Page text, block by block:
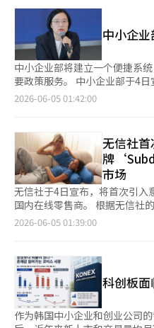
劳动市场中扮演着重要角色，
护低收入劳动者的最低保障。” 民主劳动总联合会副委员会长李
美仙也指出：“保障870万特雇
迟的任务，即使在法院承认劳
标准，无法得到有效保护的情况仍在反
业界则反对扩大最低工资适用
困难。 韩国经营者总协会（经总）常务理事柳基正表示：“最低
工资是针对劳动基准法下的劳
作量、移动距离和合同方式各
中小企业中央会人力政策本部
方式及其对劳动市场的影响尚
适用可能会抑制承包制的灵活性，并
低工资委员会的讨论结果将决
劳动者中心体系扩展到新的雇佣形式。 然而，关于
动者身份判断标准及行业工资
异较大，实际制度化过程中预
行业的消息，依据资本市场法
但自实施以来，仅有4月22日
新企业成长投资信托第1号”这
等机构和专业投资者，并非普通投资者。 BDC是为
供以公募基金形式投资非上市
而，BDC的核心竞争力——税收
BDC引入过程中，能够同时引
基金相当的税收优惠。然而，
产管理公司也不急于推出新产
示：“我们正在考虑推出新产品
关重要。”他还提到：“政府和
案，我们会关注相关讨论的进展。” 业内普遍认为，BDC
税收支持的情况下难以活跃。
投资特性和相对较高的投资风
资者参与。一位金融投资行业
的产品中，几乎没有完全没有
投资诱因。” 最近，市场对国民成长基金的关注集中，这对BDC
来说也是一种压力。国民成长
讨论所得税扣除和分离征税等
新企业成长投资产品产生兴趣
不过，金融投资行业人士指出
注，相对而言，BDC未能获得
中小企
中小企业部将建立一个便捷系
要政策服务。 中小企业部于4日宣布，将于5日上午9时开始试点运
行“中小企业24整合会员服务”。 此次服务是中小企业24升
金、创业、研发、出口及小商
单独注册账户并登录。未来，
系统。 中小企业部将试点运行此次整合会员服务，并在一定时期
内与现有的中小企业24服务并
务。 此外，中小企业部还将持续改善用户常用的证书发放及支持
项目的信息搜索功能和用户界
制服务的基础。 中小企业部表示，将基于此次整合会员体系，连
接政策及支持项目数据，并计
明总统在3月于青瓦台举行的“
企业政策“像乱发”，指出了复杂的程序
示：“此次整合会员服务是中
小企业政策的第一步。我们将
的可达性，发展成为真正有助
人工智能（AI）系统翻译与编
2026-06-05 01:42:00
无信社
牌
市场
无信社于4日宣布，将首次引
国内在线零售商。 根据无信社
于5日在无信社上线。Subdued
热烈的分享。 此次入驻使得无
的代表性商品和全球畅销产品
装饰的Wings连帽衫、低腰牛
祝Subdued的正式入驻，无信
午11时起至11日为期7天，
2026-06-05 01:39:00
科创板
作为韩国中小企业和创业公司